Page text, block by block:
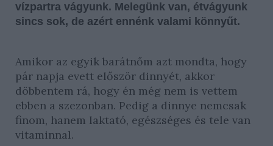
vízpartra vágyunk. Melegünk van, étvágyunk
sincs sok, de azért ennénk valami könnyűt.
Amikor az egyik barátnőm azt mondta, hogy
pár napja evett először dinnyét, akkor
döbbentem rá, hogy én még nem is vettem
ebben a szezonban. Pedig a dinnye nemcsak
finom, hanem laktató, egészséges és tele van
vitaminnal.